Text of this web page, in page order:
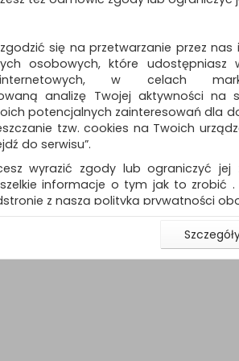
(0)
się na przetwarzanie przez
osobowych, które
w celach
analizę Twojej aktywności na
potencjalnych zainteresowań dla
tzw. cookies na Twoich
do serwisu”.
wyrazić zgody lub ograniczyć jej
informacje o tym jak to zrobić
z naszą polityką prywatności
użytkowników zalogowanych, aby
i związane z tym prawidłowe
np. wysłanie potwierdzenia